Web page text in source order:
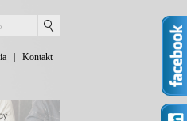
Kontakt